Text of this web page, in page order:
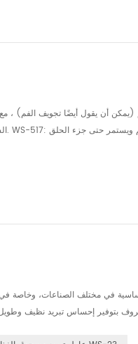
في مختلف الصناعات، وخاصة في